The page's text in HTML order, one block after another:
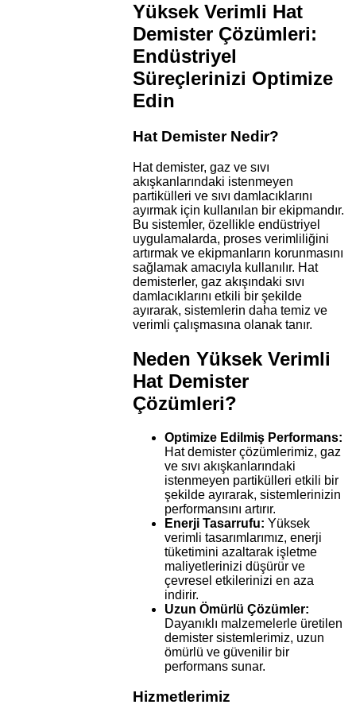
Yüksek Verimli Hat
Demister Çözümleri:
Endüstriyel
Süreçlerinizi Optimize
Edin
Hat Demister Nedir?
Hat demister, gaz ve sıvı
akışkanlarındaki istenmeyen
partikülleri ve sıvı damlacıklarını
ayırmak için kullanılan bir ekipmandır.
Bu sistemler, özellikle endüstriyel
uygulamalarda, proses verimliliğini
artırmak ve ekipmanların korunmasını
sağlamak amacıyla kullanılır. Hat
demisterler, gaz akışındaki sıvı
damlacıklarını etkili bir şekilde
ayırarak, sistemlerin daha temiz ve
verimli çalışmasına olanak tanır.
Neden Yüksek Verimli
Hat Demister
Çözümleri?
Optimize Edilmiş Performans:
Hat demister çözümlerimiz, gaz
ve sıvı akışkanlarındaki
istenmeyen partikülleri etkili bir
şekilde ayırarak, sistemlerinizin
performansını artırır.
Enerji Tasarrufu: Yüksek
verimli tasarımlarımız, enerji
tüketimini azaltarak işletme
maliyetlerinizi düşürür ve
çevresel etkilerinizi en aza
indirir.
Uzun Ömürlü Çözümler:
Dayanıklı malzemelerle üretilen
demister sistemlerimiz, uzun
ömürlü ve güvenilir bir
performans sunar.
Hizmetlerimiz